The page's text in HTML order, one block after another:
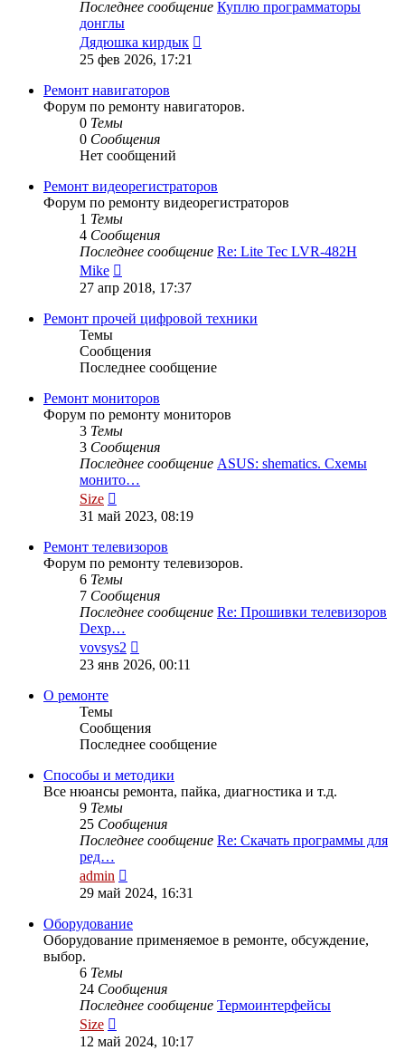
Последнее сообщение Куплю программаторы
донглы
Дядюшка кирдык
25 фев 2026, 17:21
Ремонт навигаторов
Форум по ремонту навигаторов.
0 Темы
0 Сообщения
Нет сообщений
Ремонт видеорегистраторов
Форум по ремонту видеорегистраторов
1 Темы
4 Сообщения
Последнее сообщение Re: Lite Tec LVR-482H
Mike
к
сообщению
27 апр 2018, 17:37
Ремонт прочей цифровой техники
Темы
Сообщения
Последнее сообщение
Ремонт мониторов
Форум по ремонту мониторов
3 Темы
3 Сообщения
Последнее сообщение ASUS: shematics. Схемы
монито…
Size
к
сообщению
31 май 2023, 08:19
Ремонт телевизоров
Форум по ремонту телевизоров.
6 Темы
7 Сообщения
Последнее сообщение Re: Прошивки телевизоров
Dexp…
vovsys2
к
23 янв 2026, 00:11
О ремонте
Темы
Сообщения
Последнее сообщение
Способы и методики
Все нюансы ремонта, пайка, диагностика и т.д.
9 Темы
25 Сообщения
Последнее сообщение Re: Скачать программы для
ред…
admin
к
сообщению
29 май 2024, 16:31
Оборудование
Оборудование применяемое в ремонте, обсуждение,
выбор.
6 Темы
24 Сообщения
Последнее сообщение Термоинтерфейсы
Size
к
12 май 2024, 10:17